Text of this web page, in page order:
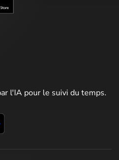
l'IA pour le suivi du temps.